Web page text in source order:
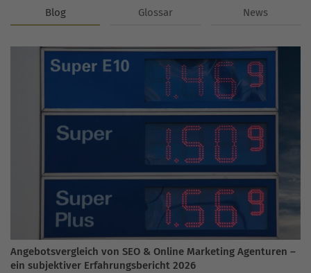
Blog Glossar News
Angebotsvergleich von SEO & Online Marketing Agenturen –
ein subjektiver Erfahrungsbericht 2026